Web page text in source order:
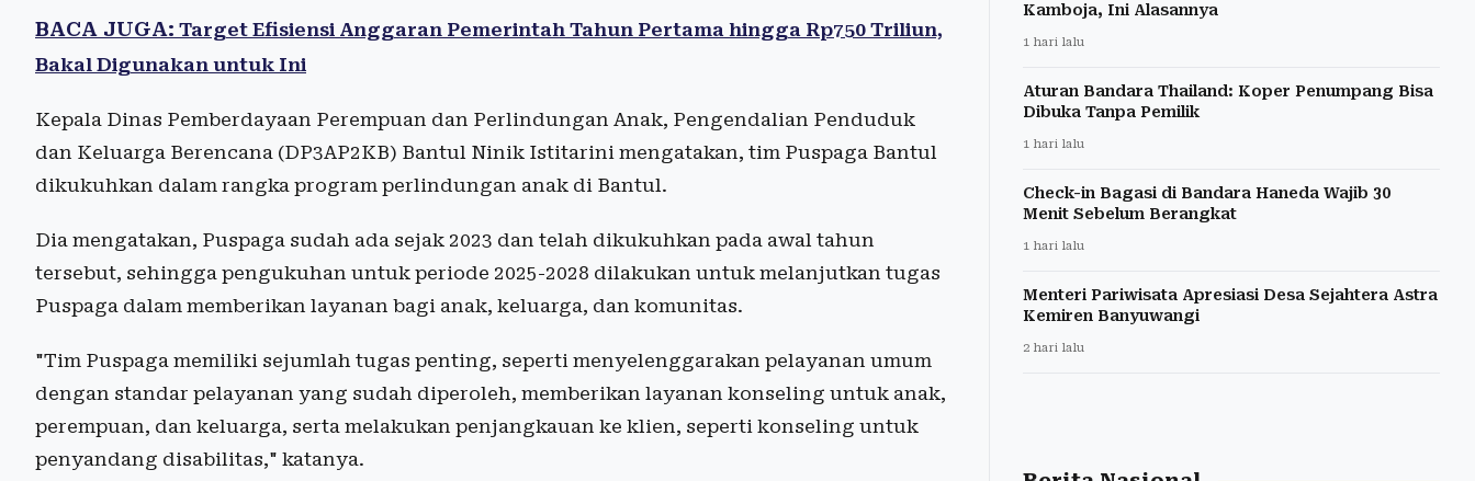
BACA JUGA: Target Efisiensi Anggaran Pemerintah Tahun Pertama hingga Rp750 Triliun,
Bakal Digunakan untuk Ini
Kepala Dinas Pemberdayaan Perempuan dan Perlindungan Anak, Pengendalian Penduduk
dan Keluarga Berencana (DP3AP2KB) Bantul Ninik Istitarini mengatakan, tim Puspaga Bantul
dikukuhkan dalam rangka program perlindungan anak di Bantul.
Dia mengatakan, Puspaga sudah ada sejak 2023 dan telah dikukuhkan pada awal tahun
tersebut, sehingga pengukuhan untuk periode 2025-2028 dilakukan untuk melanjutkan tugas
Puspaga dalam memberikan layanan bagi anak, keluarga, dan komunitas.
"Tim Puspaga memiliki sejumlah tugas penting, seperti menyelenggarakan pelayanan umum
dengan standar pelayanan yang sudah diperoleh, memberikan layanan konseling untuk anak,
perempuan, dan keluarga, serta melakukan penjangkauan ke klien, seperti konseling untuk
penyandang disabilitas," katanya.
Kamboja, Ini Alasannya
1 hari lalu
Aturan Bandara Thailand: Koper Penumpang Bisa
Dibuka Tanpa Pemilik
1 hari lalu
Check-in Bagasi di Bandara Haneda Wajib 30
Menit Sebelum Berangkat
1 hari lalu
Menteri Pariwisata Apresiasi Desa Sejahtera Astra
Kemiren Banyuwangi
2 hari lalu